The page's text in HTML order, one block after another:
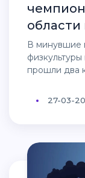
области
В минувшие выходные на базе Центра развития
прошли два
27-03-